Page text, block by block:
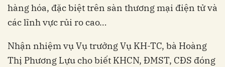
hàng hóa, đặc biệt trên sàn thương mại điện tử và
các lĩnh vực rủi ro cao…
Nhận nhiệm vụ Vụ trưởng Vụ KH-TC, bà Hoàng
Thị Phương Lựu cho biết KHCN, ĐMST, CĐS đóng